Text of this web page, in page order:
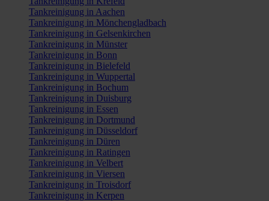
Tankreinigung in Aachen
Tankreinigung in Mönchengladbach
Tankreinigung in Gelsenkirchen
Tankreinigung in Münster
Tankreinigung in Bonn
Tankreinigung in Bielefeld
Tankreinigung in Wuppertal
Tankreinigung in Bochum
Tankreinigung in Duisburg
Tankreinigung in Essen
Tankreinigung in Dortmund
Tankreinigung in Düsseldorf
Tankreinigung in Düren
Tankreinigung in Ratingen
Tankreinigung in Velbert
Tankreinigung in Viersen
Tankreinigung in Troisdorf
Tankreinigung in Kerpen